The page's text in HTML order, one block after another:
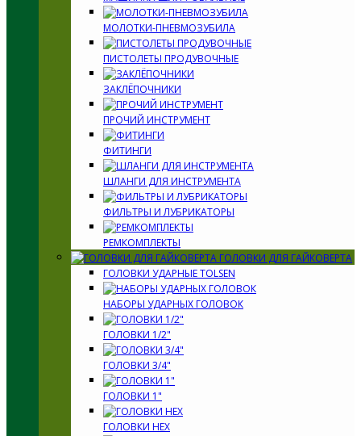
МОЛОТКИ-ПНЕВМОЗУБИЛА
ПИСТОЛЕТЫ ПРОДУВОЧНЫЕ
ЗАКЛЁПОЧНИКИ
ПРОЧИЙ ИНСТРУМЕНТ
ФИТИНГИ
ШЛАНГИ ДЛЯ ИНСТРУМЕНТА
ФИЛЬТРЫ И ЛУБРИКАТОРЫ
РЕМКОМПЛЕКТЫ
ГОЛОВКИ ДЛЯ ГАЙКОВЕРТА
ГОЛОВКИ УДАРНЫЕ TOLSEN
НАБОРЫ УДАРНЫХ ГОЛОВОК
ГОЛОВКИ 1/2"
ГОЛОВКИ 3/4"
ГОЛОВКИ 1"
ГОЛОВКИ HEX